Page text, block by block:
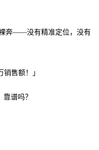
奔——没有精准定位，没有
售额！」
谱吗？